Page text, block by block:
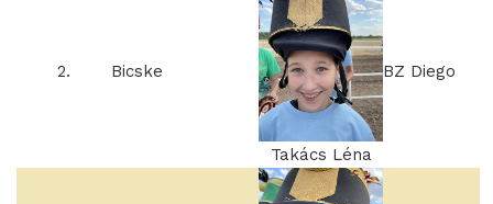
2. Bicske
Takács Léna
BZ Diego